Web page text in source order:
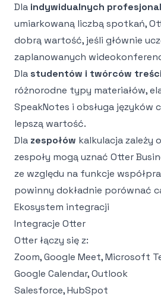
Dla indywidualnych
umiarkowaną liczbą spotkań,
dobrą wartość, jeśli głównie
zaplanowanych
Dla studentów i twórców treści
różnorodne typy materiałów,
SpeakNotes i obsługa języków
lepszą wartość.
Dla zespołów kalkulacja zależy
zespoły mogą uznać Otter
ze względu na funkcje
powinny dokładnie porównać
Ekosystem integracji
Integracje Otter
Otter łączy się z:
Zoom, Google Meet, Microsoft
Google Calendar, Outlook
Salesforce, HubSpot